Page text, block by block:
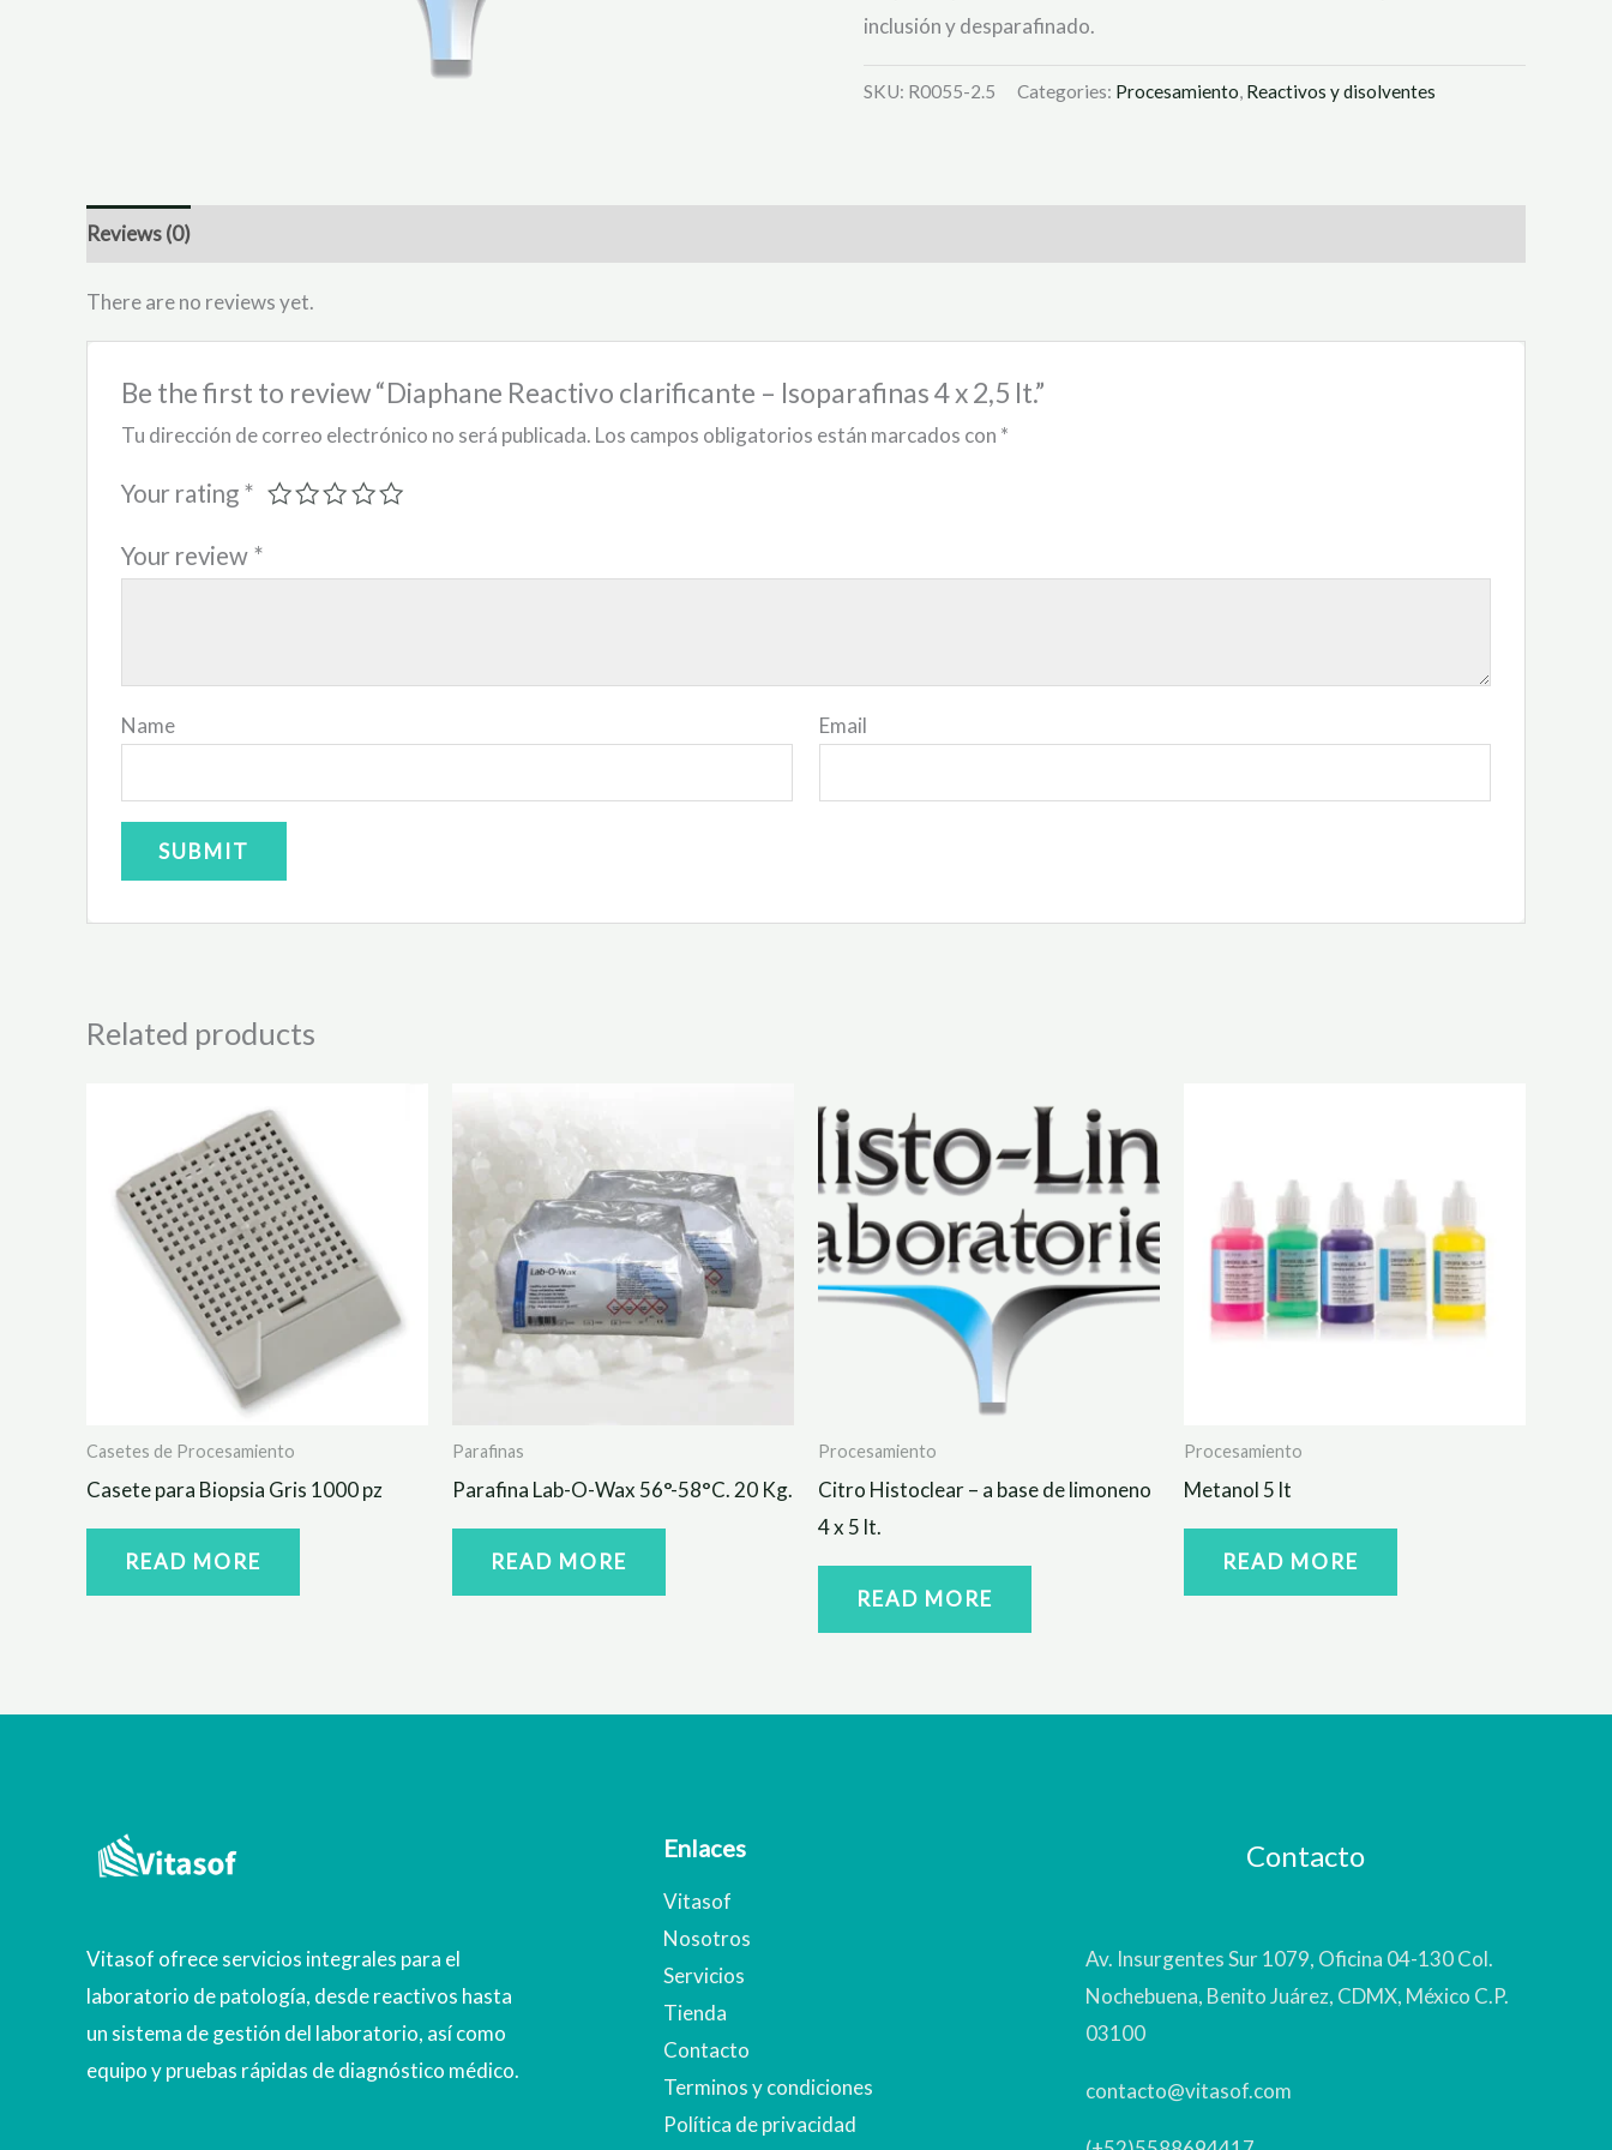
inclusión y desparafinado.
SKU: R0055-2.5 Categories: Procesamiento, Reactivos y disolventes
Reviews (0)
There are no reviews yet.
Be the first to review “Diaphane Reactivo clarificante – Isoparafinas 4 x 2,5 lt.”
Tu dirección de correo electrónico no será publicada. Los campos obligatorios están marcados con *
Your rating *
Your review *
Name Email
Related products
Casetes de Procesamiento
Casete para Biopsia Gris 1000 pz
READ MORE
Parafinas
Parafina Lab-O-Wax 56°-58°C. 20 Kg.
READ MORE
Procesamiento
Citro Histoclear – a base de limoneno
4 x 5 lt.
READ MORE
Procesamiento
Metanol 5 lt
READ MORE
Vitasof ofrece servicios integrales para el
laboratorio de patología, desde reactivos hasta
un sistema de gestión del laboratorio, así como
equipo y pruebas rápidas de diagnóstico médico.
Enlaces
Vitasof
Nosotros
Servicios
Tienda
Contacto
Terminos y condiciones
Política de privacidad
Contacto
Av. Insurgentes Sur 1079, Oficina 04-130 Col.
Nochebuena, Benito Juárez, CDMX, México C.P.
03100
contacto@vitasof.com